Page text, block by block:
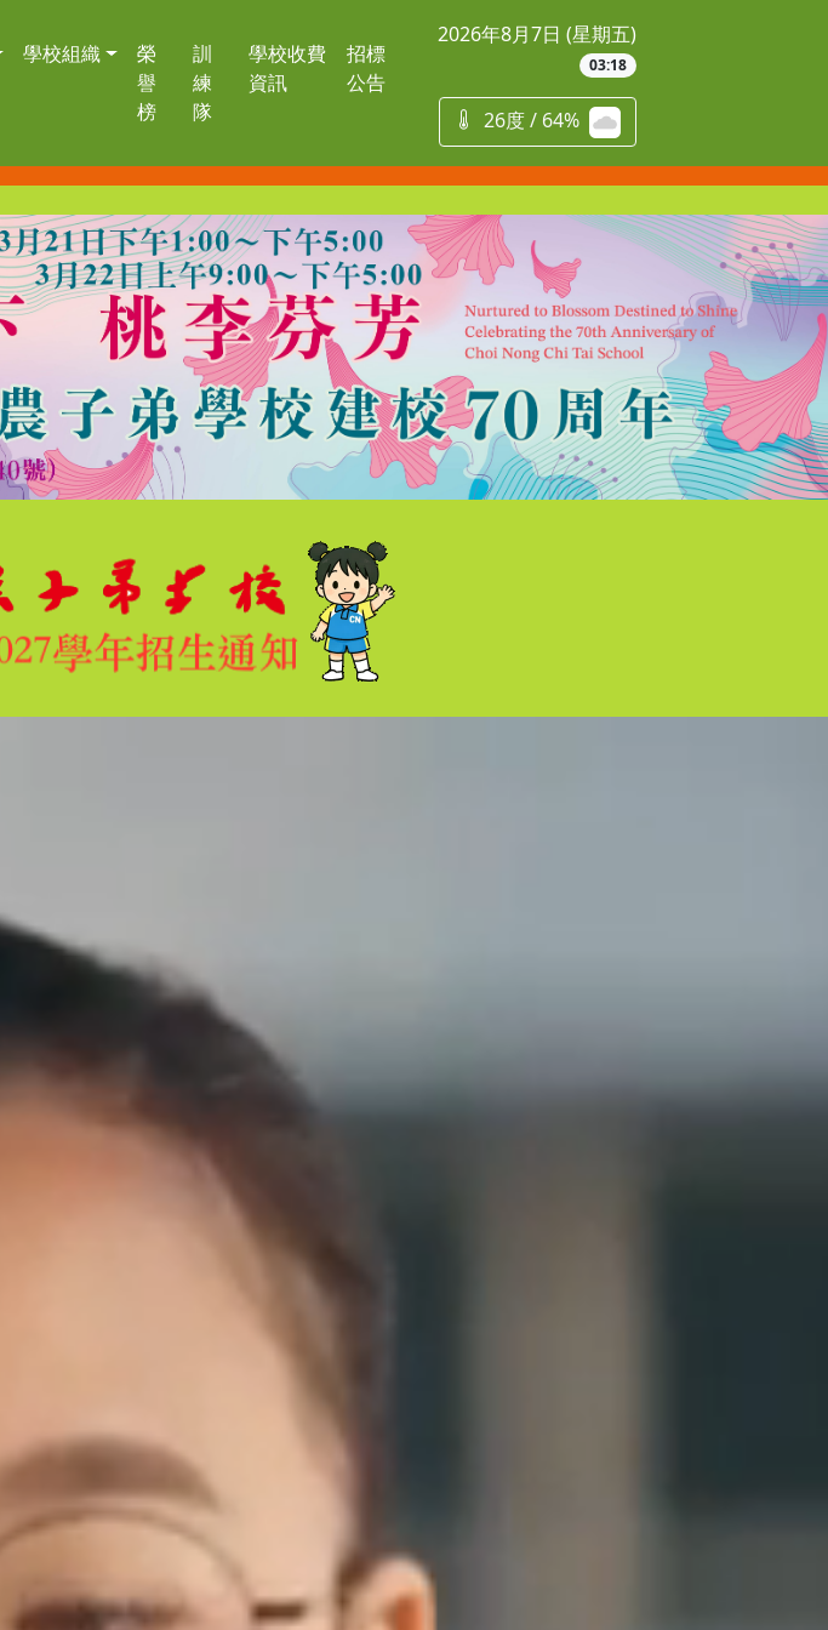
學校組織
榮
譽
榜
訓
練
隊
學校收費
資訊
招標
公告
2026年8月7日 (星期五)
03:18
26度 / 64%